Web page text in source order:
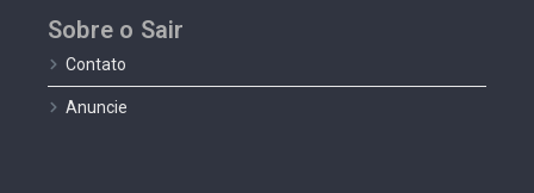
Sobre o Sair
Contato
Anuncie